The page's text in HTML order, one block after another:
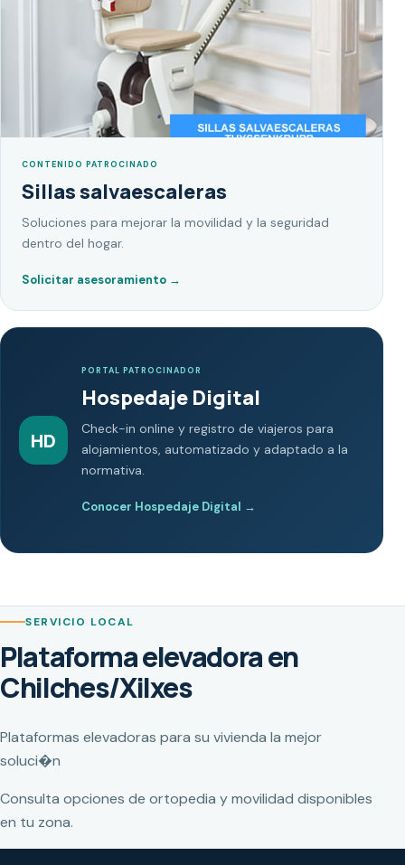
CONTENIDO PATROCINADO
Sillas salvaescaleras
Soluciones para mejorar la movilidad y la seguridad
dentro del hogar.
Solicitar asesoramiento →
HD
PORTAL PATROCINADOR
Hospedaje Digital
Check-in online y registro de viajeros para
alojamientos, automatizado y adaptado a la
normativa.
Conocer Hospedaje Digital →
SERVICIO LOCAL
Plataforma elevadora en
Chilches/Xilxes
Plataformas elevadoras para su vivienda la mejor
soluci�n
Consulta opciones de ortopedia y movilidad disponibles
en tu zona.